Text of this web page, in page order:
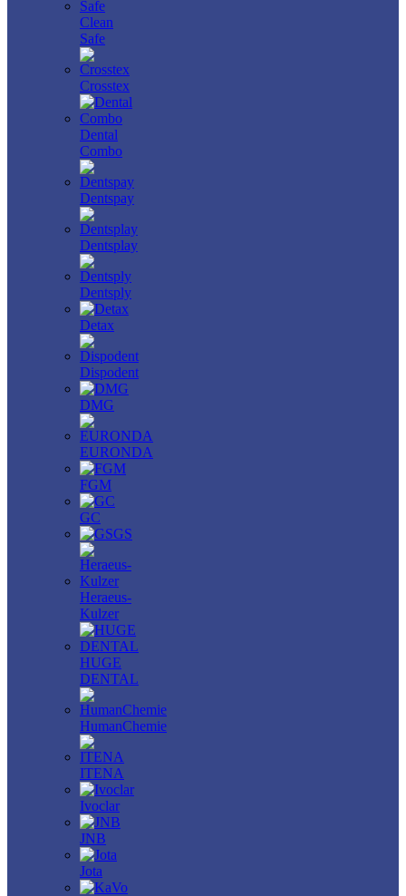
Clean
Safe
Crosstex
Dental
Combo
Dentspay
Dentsplay
Dentsply
Detax
Dispodent
DMG
EURONDA
FGM
GC
GS
Heraeus-
Kulzer
HUGE
DENTAL
HumanChemie
ITENA
Ivoclar
JNB
Jota